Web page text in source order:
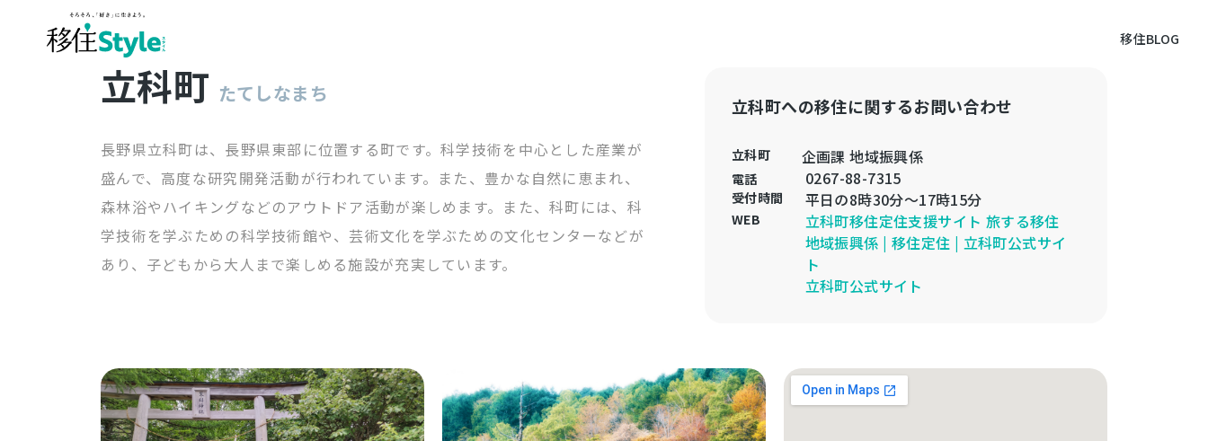
移住BLOG
立科町 たてしなまち
長野県立科町は、長野県東部に位置する町です。科学技術を中心とした産業が
盛んで、高度な研究開発活動が行われています。また、豊かな自然に恵まれ、
森林浴やハイキングなどのアウトドア活動が楽しめます。また、科町には、科
学技術を学ぶための科学技術館や、芸術文化を学ぶための文化センターなどが
あり、子どもから大人まで楽しめる施設が充実しています。
立科町への移住に関するお問い合わせ
立科町 企画課 地域振興係
電話 0267-88-7315
受付時間 平日の8時30分～17時15分
WEB
立科町移住定住支援サイト 旅する移住
地域振興係 | 移住定住 | 立科町公式サイ
ト
立科町公式サイト